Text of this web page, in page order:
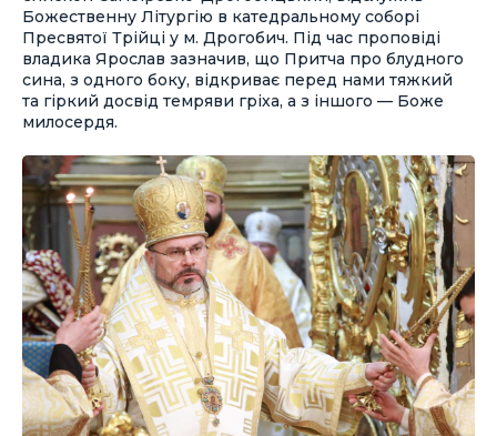
Божественну Літургію в катедральному соборі
Пресвятої Трійці у м. Дрогобич. Під час проповіді
владика Ярослав зазначив, що Притча про блудного
сина, з одного боку, відкриває перед нами тяжкий
та гіркий досвід темряви гріха, а з іншого — Боже
милосердя.